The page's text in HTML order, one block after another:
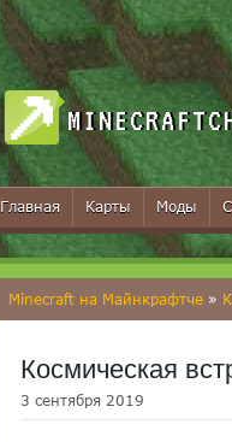
Главная Карты Моды
Minecraft на Майнкрафтче »
Космическая
3 сентября 2019